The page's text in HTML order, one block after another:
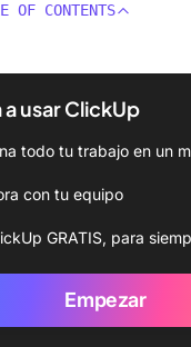
OF CONTENTS
a usar ClickUp
todo tu trabajo en un
con tu equipo
GRATIS, para
Empezar